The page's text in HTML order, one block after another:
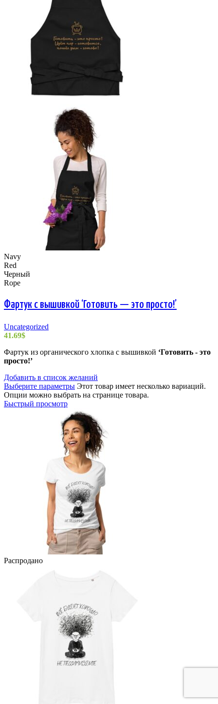
Navy
Red
Черный
Rope
Фартук с вышивкой ‘Готовить — это просто!’
Uncategorized
41.69$
Фартук из органического хлопка с вышивкой ‘Готовить - это
просто!’
Добавить в список желаний
Выберите параметры Этот товар имеет несколько вариаций.
Опции можно выбрать на странице товара.
Быстрый просмотр
Распродано